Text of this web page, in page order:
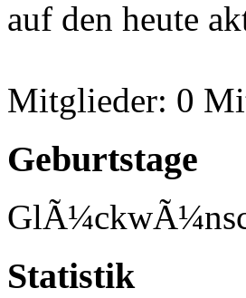
auf den heute
Mitglieder: 0
Geburtstage
Statistik